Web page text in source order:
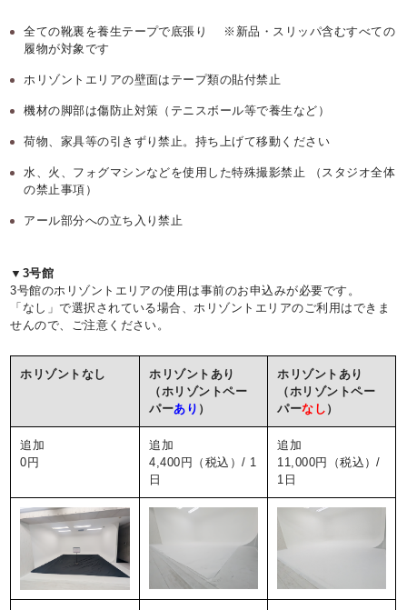
全ての靴裏を養生テープで底張り ※新品・スリッパ含むすべての
履物が対象です
ホリゾントエリアの壁面はテープ類の貼付禁止
機材の脚部は傷防止対策（テニスボール等で養生など）
荷物、家具等の引きずり禁止。持ち上げて移動ください
水、火、フォグマシンなどを使用した特殊撮影禁止 （スタジオ全体
の禁止事項）
アール部分への立ち入り禁止
▼3号館
3号館のホリゾントエリアの使用は事前のお申込みが必要です。
「なし」で選択されている場合、ホリゾントエリアのご利用はできま
せんので、ご注意ください。
ホリゾントなし
ホリゾントあり
（ホリゾントペー
パーあり ）
ホリゾントあり
（ホリゾントペー
パーなし ）
追加
0円
追加
4,400円（税込）/ 1
日
追加
11,000円（税込）/
1日